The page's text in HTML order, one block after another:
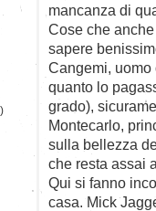
mancanza di
Cose che
sapere
Cangemi,
quanto lo
grado),
Montecarlo,
sulla bellezza
che resta assai
Qui si fanno
casa. Mick